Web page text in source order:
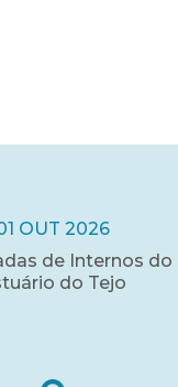
OUT 2026
de Internos do
do Tejo